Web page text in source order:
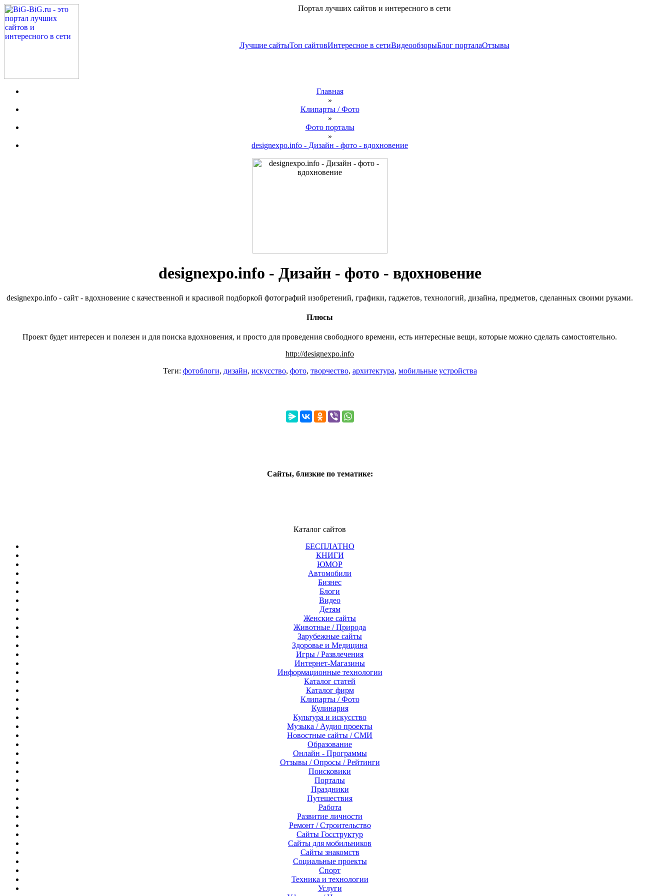
Портал лучших сайтов и интересного в сети
Лучшие сайтыТоп сайтовИнтересное в сетиВидеообзорыБлог порталаОтзывы
Главная
»
Клипарты / Фото
»
Фото порталы
»
designexpo.info - Дизайн - фото - вдохновение
designexpo.info - Дизайн - фото - вдохновение
designexpo.info - сайт - вдохновение с качественной и красивой подборкой фотографий изобретений, графики, гаджетов, технологий, дизайна, предметов, сделанных своими руками.
Плюсы
Проект будет интересен и полезен и для поиска вдохновения, и просто для проведения свободного времени, есть интересные вещи, которые можно сделать самостоятельно.
http://designexpo.info
Теги: фотоблоги, дизайн, искусство, фото, творчество, архитектура, мобильные устройства
Сайты, близкие по тематике:
Каталог сайтов
БЕСПЛАТНО
КНИГИ
ЮМОР
Автомобили
Бизнес
Блоги
Видео
Детям
Женские сайты
Животные / Природа
Зарубежные сайты
Здоровье и Медицина
Игры / Развлечения
Интернет-Магазины
Информационные технологии
Каталог статей
Каталог фирм
Клипарты / Фото
Кулинария
Культура и искусство
Музыка / Аудио проекты
Новостные сайты / СМИ
Образование
Онлайн - Программы
Отзывы / Опросы / Рейтинги
Поисковики
Порталы
Праздники
Путешествия
Работа
Развитие личности
Ремонт / Строительство
Сайты Госструктур
Сайты для мобильников
Сайты знакомств
Социальные проекты
Спорт
Техника и технологии
Услуги